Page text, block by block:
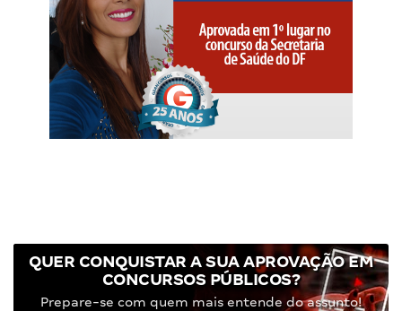
QUER CONQUISTAR A SUA APROVAÇÃO EM
CONCURSOS PÚBLICOS?
Prepare-se com quem mais entende do assunto!